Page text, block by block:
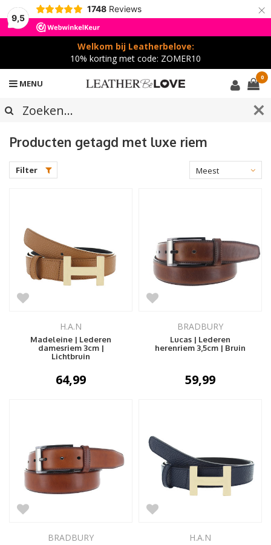
9,5
1748 Reviews ×
Welkom bij Leatherbelove:
10% korting met code: ZOMER10
MENU
0
Producten getagd met luxe riem
Filter
Meest
H.A.N
Madeleine | Lederen
damesriem 3cm |
Lichtbruin
64,99
BRADBURY
Lucas | Lederen
herenriem 3,5cm | Bruin
59,99
BRADBURY H.A.N